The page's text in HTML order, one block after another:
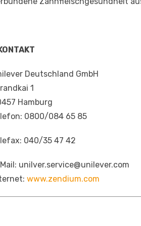
Deutschland GmbH
1
Hamburg
0800/084 65 85
040/35 47 42
unilver.service@unilever.com
www.zendium.com